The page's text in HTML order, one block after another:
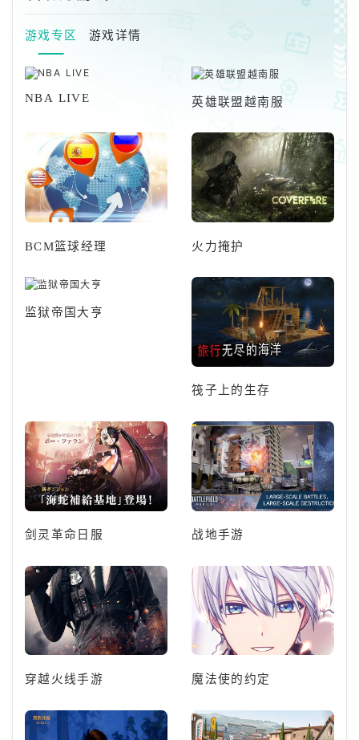
长期筛选选择。就此而言，我们
eam商店页面上显示的「评分状
量的关键因素之一。Steam平台
允许玩家在购买游戏后撰写评
论。累积达10则以上评价时，根
据好评率于商店页面显示对应的
评价。好评率达70%显示为绿色
游戏专区 游戏详情
NBA LIVE 英雄联盟越南服
BCM篮球经理 火力掩护
监狱帝国大亨
筏子上的生存
剑灵革命日服 战地手游
穿越火线手游 魔法使的约定